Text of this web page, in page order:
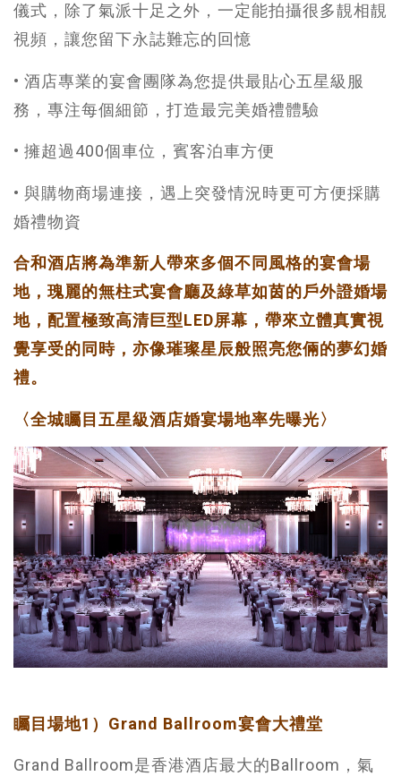
儀式，除了氣派十足之外，一定能拍攝很多靚相靚
視頻，讓您留下永誌難忘的回憶
• 酒店專業的宴會團隊為您提供最貼心五星級服
務，專注每個細節，打造最完美婚禮體驗
• 擁超過400個車位，賓客泊車方便
• 與購物商場連接，遇上突發情況時更可方便採購
婚禮物資
合和酒店將為準新人帶來多個不同風格的宴會場
地，瑰麗的無柱式宴會廳及綠草如茵的戶外證婚場
地，配置極致高清巨型LED屏幕，帶來立體真實視
覺享受的同時，亦像璀璨星辰般照亮您倆的夢幻婚
禮。
〈全城矚目五星級酒店婚宴場地率先曝光〉
矚目場地1）Grand Ballroom宴會大禮堂
Grand Ballroom是香港酒店最大的Ballroom，氣